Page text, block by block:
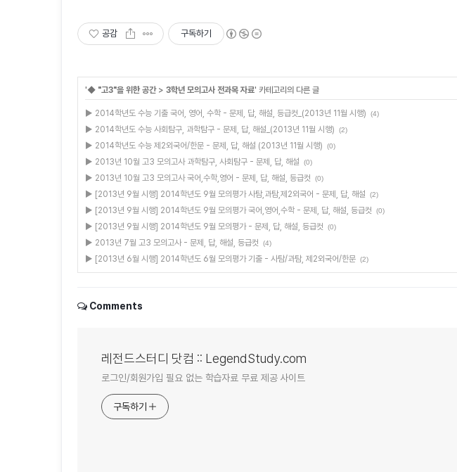
공감 구독하기
'◆ "고3"을 위한 공간 > 3학년 모의고사 전과목 자료' 카테고리의 다른 글
▶ 2014학년도 수능 기출 국어, 영어, 수학 - 문제, 답, 해설, 등급컷_(2013년 11월 시행) (4)
▶ 2014학년도 수능 사회탐구, 과학탐구 - 문제, 답, 해설_(2013년 11월 시행) (2)
▶ 2014학년도 수능 제2외국어/한문 - 문제, 답, 해설 (2013년 11월 시행) (0)
▶ 2013년 10월 고3 모의고사 과학탐구, 사회탐구 - 문제, 답, 해설 (0)
▶ 2013년 10월 고3 모의고사 국어,수학,영어 - 문제, 답, 해설, 등급컷 (0)
▶ [2013년 9월 시행] 2014학년도 9월 모의평가 사탐,과탐,제2외국어 - 문제, 답, 해설 (2)
▶ [2013년 9월 시행] 2014학년도 9월 모의평가 국어,영어,수학 - 문제, 답, 해설, 등급컷 (0)
▶ [2013년 9월 시행] 2014학년도 9월 모의평가 - 문제, 답, 해설, 등급컷 (0)
▶ 2013년 7월 고3 모의고사 - 문제, 답, 해설, 등급컷 (4)
▶ [2013년 6월 시행] 2014학년도 6월 모의평가 기출 - 사탐/과탐, 제2외국어/한문 (2)
Comments
레전드스터디 닷컴 :: LegendStudy.com
로그인/회원가입 필요 없는 학습자료 무료 제공 사이트
구독하기